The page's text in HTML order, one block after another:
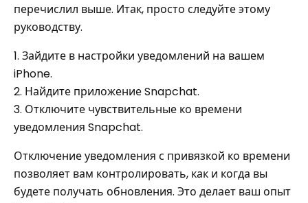
перечислил выше. Итак, просто следуйте этому
руководству.
1. Зайдите в настройки уведомлений на вашем
iPhone.
2. Найдите приложение Snapchat.
3. Отключите чувствительные ко времени
уведомления Snapchat.
Отключение уведомления с привязкой ко времени
позволяет вам контролировать, как и когда вы
будете получать обновления. Это делает ваш опыт